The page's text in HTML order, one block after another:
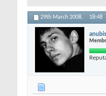
29th March 2008, 18:48
anubis